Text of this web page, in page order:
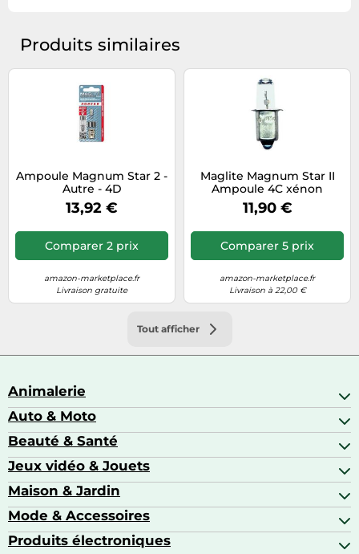
Produits similaires
Ampoule Magnum Star 2 -
Autre - 4D
13,92 €
Comparer 2 prix
amazon-marketplace.fr
Livraison gratuite
Maglite Magnum Star II
Ampoule 4C xénon
11,90 €
Comparer 5 prix
amazon-marketplace.fr
Livraison à 22,00 €
Tout afficher
Animalerie
Abris pour animaux sauvages
Aquariophilie
Colliers GPS
Matériel orthopédique pour animaux
Auto & Moto
Accessoires auto
Attelage & portage
Autoradios
Casques moto
Beauté & Santé
Alimentation bébé
Amour & contraception
Appareils de coiffure
Brosses à dents électriques
Jeux vidéo & Jouets
Accessoires de gaming
Consoles de jeux
Drones
Maison & Jardin
Ameublement
Articles de cuisine & d'entretien ménager
Mode & Accessoires
Accessoires de mode
Produits électroniques